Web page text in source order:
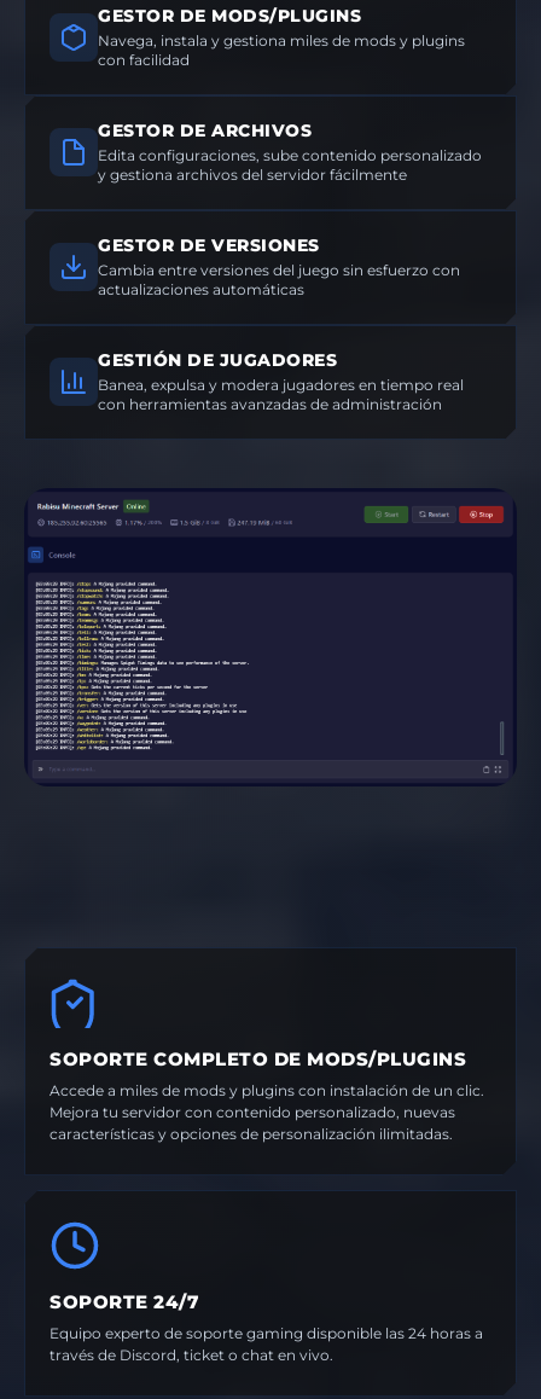
GESTOR DE MODS/PLUGINS
Navega, instala y gestiona miles de mods y plugins
con facilidad
GESTOR DE ARCHIVOS
Edita configuraciones, sube contenido personalizado
y gestiona archivos del servidor fácilmente
GESTOR DE VERSIONES
Cambia entre versiones del juego sin esfuerzo con
actualizaciones automáticas
GESTIÓN DE JUGADORES
Banea, expulsa y modera jugadores en tiempo real
con herramientas avanzadas de administración
SOPORTE COMPLETO DE MODS/PLUGINS
Accede a miles de mods y plugins con instalación de un clic.
Mejora tu servidor con contenido personalizado, nuevas
características y opciones de personalización ilimitadas.
SOPORTE 24/7
Equipo experto de soporte gaming disponible las 24 horas a
través de Discord, ticket o chat en vivo.